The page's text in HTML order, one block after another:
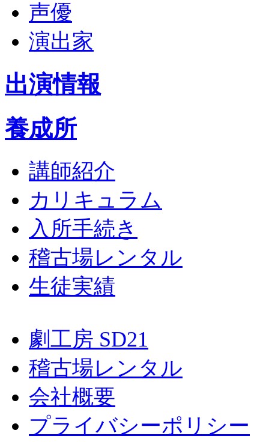
声優
演出家
出演情報
養成所
講師紹介
カリキュラム
入所手続き
稽古場レンタル
生徒実績
劇工房 SD21
稽古場レンタル
会社概要
プライバシーポリシー